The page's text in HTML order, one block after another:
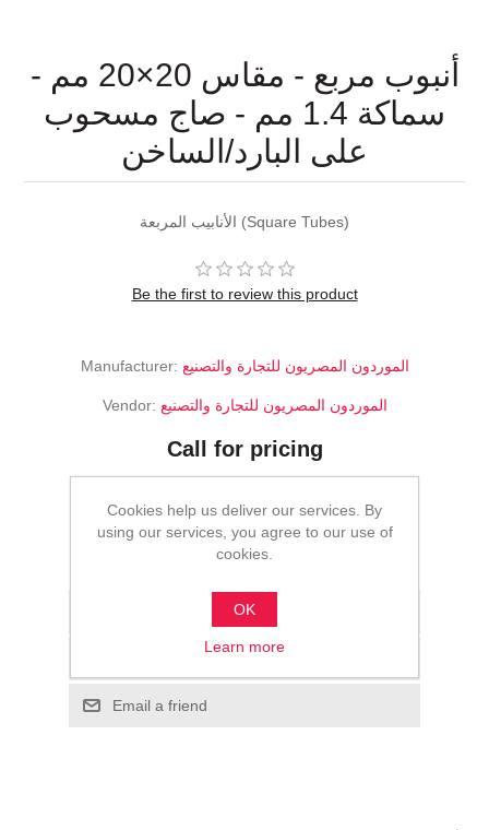
أنبوب مربع - مقاس 20×20 مم -
سماكة 1.4 مم - صاج مسحوب
على البارد/الساخن
الأنابيب المربعة (Square Tubes)
Be the first to review this product
Manufacturer: الموردون المصريون للتجارة والتصنيع
Vendor: الموردون المصريون للتجارة والتصنيع
Call for pricing
ADD TO CART
Please select the address you want to ship to
Email a friend
Cookies help us deliver our services. By
using our services, you agree to our use of
cookies.
OK
Learn more